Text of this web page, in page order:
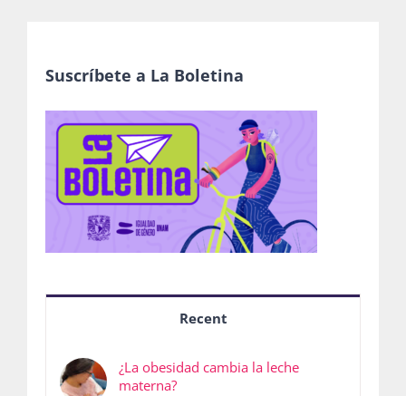
Suscríbete a La Boletina
Recent
¿La obesidad cambia la leche
materna?